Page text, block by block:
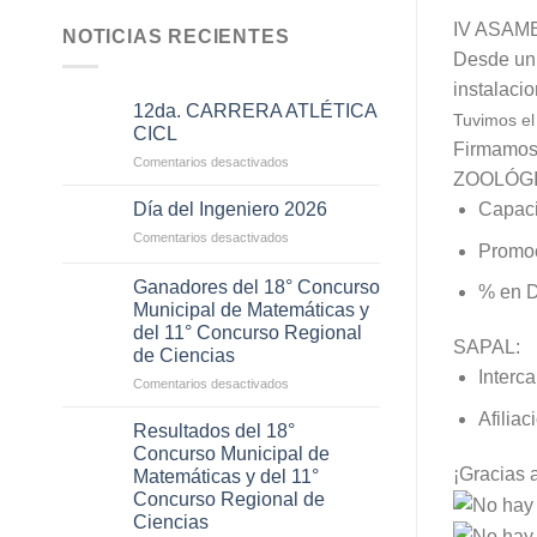
NOTICIAS RECIENTES
12da. CARRERA ATLÉTICA
CICL
Comentarios desactivados
CARRERA
Día del Ingeniero 2026
Comentarios desactivados
del
Ingeniero
2026
Ganadores del 18° Concurso
Municipal de Matemáticas y
del 11° Concurso Regional
de Ciencias
Comentarios desactivados
del
18°
Concurso
Municipal
de
Resultados del 18°
Concurso Municipal de
Matemáticas y del 11°
Concurso Regional de
Ciencias
IV
Desde
Tuvimos
% en
SAPAL:
¡Gracias